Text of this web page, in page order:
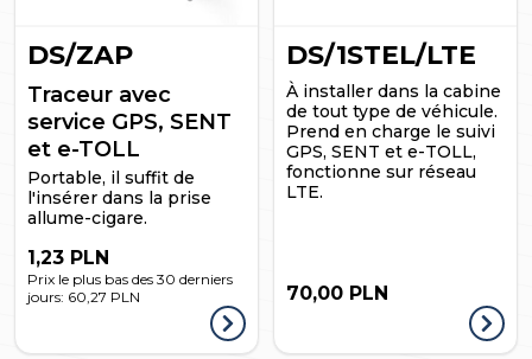
DS/ZAP
Traceur avec
service GPS, SENT
et e-TOLL
Portable, il suffit de
l'insérer dans la prise
allume-cigare.
1,23 PLN
Prix le plus bas des 30 derniers
jours: 60,27 PLN
DS/1STEL/LTE
À installer dans la cabine
de tout type de véhicule.
Prend en charge le suivi
GPS, SENT et e-TOLL,
fonctionne sur réseau
LTE.
70,00 PLN